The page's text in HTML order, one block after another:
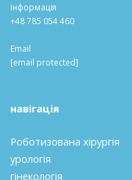
інформація
+48 785 054 460
Email
[email protected]
навігація
Роботизована хірургія
урологія
гінекологія